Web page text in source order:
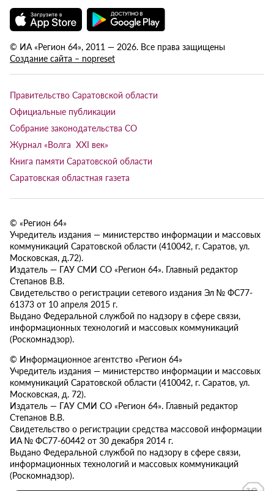
© ИА «Регион 64», 2011 — 2026. Все права защищены
Создание сайта – nopreset
Правительство Саратовской области
Официальные публикации
Собрание законодательства СО
Журнал «Волга XXI век»
Книга памяти Саратовской области
Саратовская областная газета
© «Регион 64»
Учредитель издания — министерство информации и массовых
коммуникаций Саратовской области (410042, г. Саратов, ул.
Московская, д.72).
Издатель — ГАУ СМИ СО «Регион 64». Главный редактор
Степанов В.В.
Свидетельство о регистрации сетевого издания Эл № ФС77-
61373 от 10 апреля 2015 г.
Выдано Федеральной службой по надзору в сфере связи,
информационных технологий и массовых коммуникаций
(Роскомнадзор).
© Информационное агентство «Регион 64»
Учредитель издания — министерство информации и массовых
коммуникаций Саратовской области (410042, г. Саратов, ул.
Московская, д. 72).
Издатель — ГАУ СМИ СО «Регион 64». Главный редактор
Степанов В.В.
Свидетельство о регистрации средства массовой информации
ИА № ФС77-60442 от 30 декабря 2014 г.
Выдано Федеральной службой по надзору в сфере связи,
информационных технологий и массовых коммуникаций
(Роскомнадзор).